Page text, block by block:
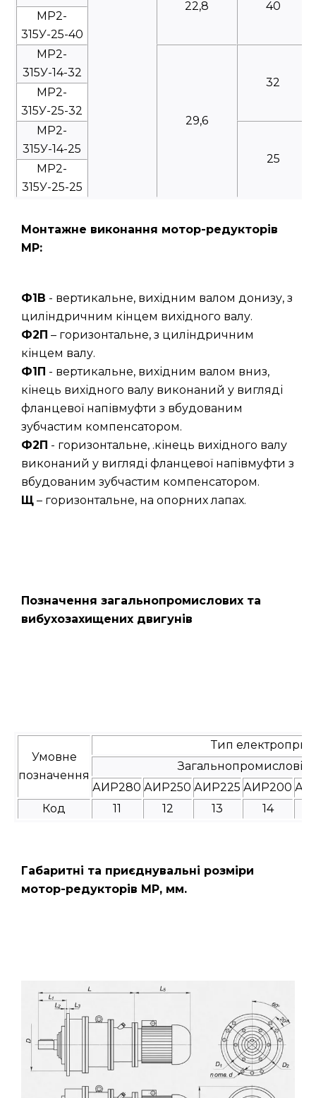
22,8 40
МР2-
315У-25-40
МР2-
315У-14-32
29,6
32
МР2-
315У-25-32
МР2-
315У-14-25
25
МР2-
315У-25-25
Монтажне виконання мотор-редукторів
МР:
Ф1В - вертикальне, вихідним валом донизу, з
циліндричним кінцем вихідного валу.
Ф2П – горизонтальне, з циліндричним
кінцем валу.
Ф1П - вертикальне, вихідним валом вниз,
кінець вихідного валу виконаний у вигляді
фланцевої напівмуфти з вбудованим
зубчастим компенсатором.
Ф2П - горизонтальне, .кінець вихідного валу
виконаний у вигляді фланцевої напівмуфти з
вбудованим зубчастим компенсатором.
Щ – горизонтальне, на опорних лапах.
Позначення загальнопромислових та
вибухозахищених двигунів
Умовне
позначення
Тип
Загальнопромислові
АИР280 АИР250 АИР225 АИР200
Код
11 12 13 14
Габаритні та приєднувальні розміри
мотор-редукторів МР, мм.